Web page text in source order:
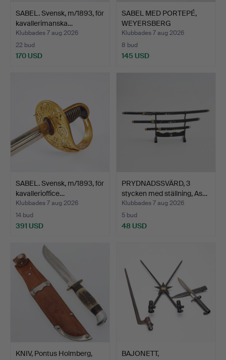
SABEL. Svensk, m/1893, för
kavallerimanska…
Klubbades 7 aug 2026
22 bud
170 USD
SABEL MED PORTEPÉ,
WEYERSBERG
KIRSCHBAUM &…
Klubbades 7 aug 2026
8 bud
145 USD
SABEL. Svensk, m/1893, för
kavallerioffice…
Klubbades 7 aug 2026
14 bud
391 USD
PRYDNADSSVÄRD, 3
stycken med ställning, As…
Klubbades 7 aug 2026
5 bud
48 USD
KNIV, Pontus Holmberg,
BAJONETT,